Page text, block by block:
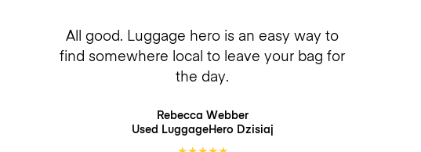
All good. Luggage hero is an easy way to
find somewhere local to leave your bag for
the day.
Rebecca Webber
Used LuggageHero Dzisiaj